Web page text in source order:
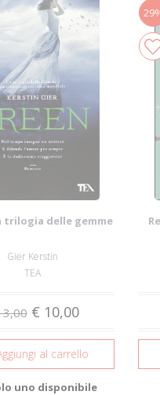
trilogia delle gemme
Gier Kerstin
TEA
€ 10,00
al carrello
uno disponibile